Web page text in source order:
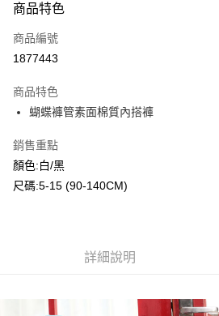
信用卡一次付款
超商取貨付款
Apple Pay
Google Pay
ATM付款
每筆NT$80，滿NT$2,000(含以上)免運費
每筆NT$80，滿NT$2,000(含以上)免運費
商品特色
商品編號
1877443
商品特色
蝴蝶褲管素面棉質內搭褲
銷售重點
顏色:白/黑
尺碼:5-15 (90-140CM)
詳細說明